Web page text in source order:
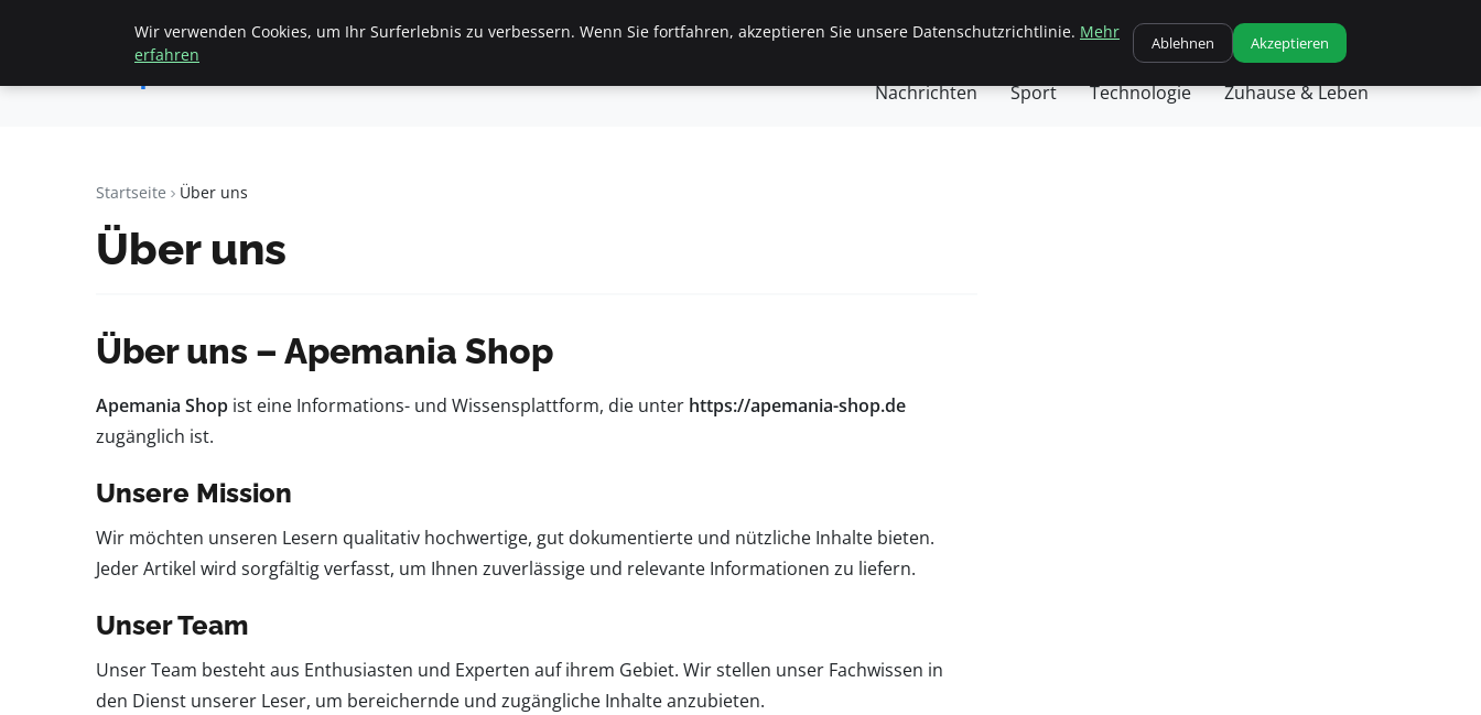
Apemania
Startseite Allgemein Finanzen & Immobilien Frauen / Mode Geschäft Gesundheit Haustiere Kochen
Nachrichten Sport Technologie Zuhause & Leben
Startseite Über uns
Über uns
Über uns – Apemania Shop
Apemania Shop ist eine Informations- und Wissensplattform, die unter https://apemania-shop.de
zugänglich ist.
Unsere Mission
Wir möchten unseren Lesern qualitativ hochwertige, gut dokumentierte und nützliche Inhalte bieten.
Jeder Artikel wird sorgfältig verfasst, um Ihnen zuverlässige und relevante Informationen zu liefern.
Unser Team
Unser Team besteht aus Enthusiasten und Experten auf ihrem Gebiet. Wir stellen unser Fachwissen in
den Dienst unserer Leser, um bereichernde und zugängliche Inhalte anzubieten.
Wir verwenden Cookies, um Ihr Surferlebnis zu verbessern. Wenn Sie fortfahren, akzeptieren Sie unsere Datenschutzrichtlinie. Mehr
erfahren
Ablehnen Akzeptieren